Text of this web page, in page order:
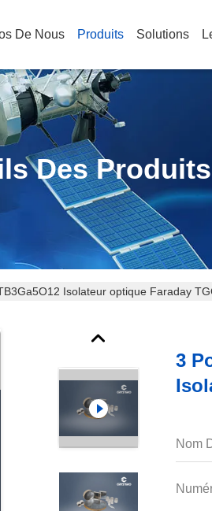
De Nous Produits Solutions
Des Produits
Isolateur optique Faraday
3
Nom